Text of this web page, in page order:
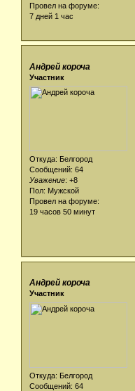
Провел на форуме:
7 дней 1 час
Андрей короча
Участник
Откуда: Белгород
Сообщений: 64
Уважение: +8
Пол: Мужской
Провел на форуме:
19 часов 50 минут
Андрей короча
Участник
Откуда: Белгород
Сообщений: 64